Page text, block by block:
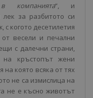
компанията“, и
за разбитото си
когото десетилетия
весели и печални
с далечни страни,
на кръстопът жени
на която всяка от тях
не са измислица на
не е късно животът